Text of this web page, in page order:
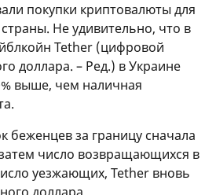
покупки криптовалюты для
Не удивительно, что в
Tether (цифровой
доллара. – Ред.) в Украине
выше, чем наличная
беженцев за границу сначала
число возвращающихся в
уезжающих, Tether вновь